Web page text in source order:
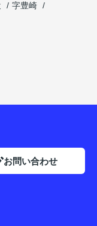
字豊崎
お問い合わせ